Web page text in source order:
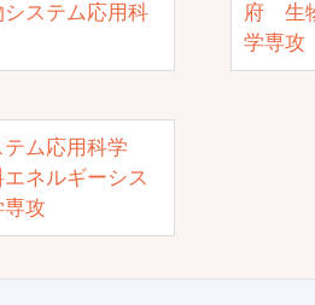
ステム応用科
府 生
学専攻
ム応用科学
ネルギーシス
専攻